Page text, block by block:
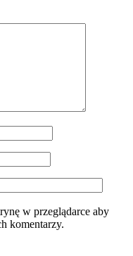
w przeglądarce aby
komentarzy.